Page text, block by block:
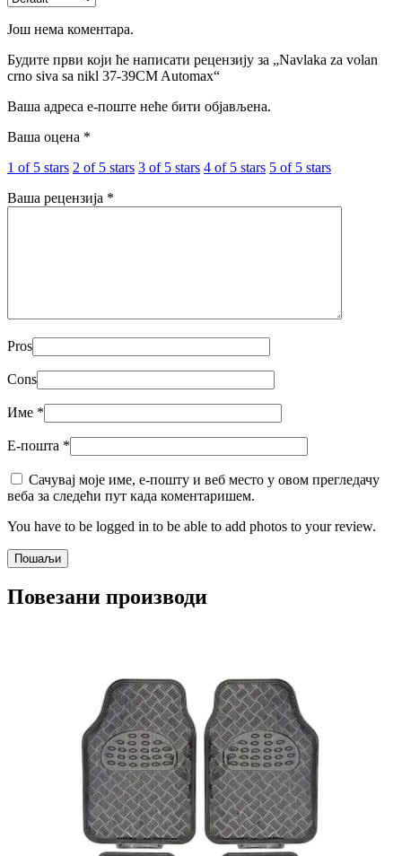
Још нема коментара.
Будите први који ће написати рецензију за „Navlaka za volan
crno siva sa nikl 37-39CM Automax“
Ваша адреса е-поште неће бити објављена.
Ваша оцена *
1 of 5 stars 2 of 5 stars 3 of 5 stars 4 of 5 stars 5 of 5 stars
Ваша рецензија *
Pros
Cons
Име *
Е-пошта *
Сачувај моје име, е-пошту и веб место у овом прегледачу
веба за следећи пут када коментаришем.
You have to be logged in to be able to add photos to your review.
Повезани производи